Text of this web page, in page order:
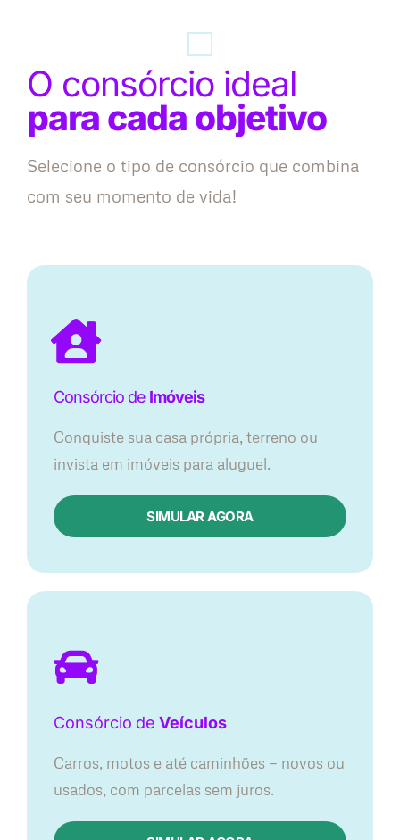
O consórcio ideal
para cada objetivo
Selecione o tipo de consórcio que combina
com seu momento de vida!
Consórcio de Imóveis
Conquiste sua casa própria, terreno ou
invista em imóveis para aluguel.
SIMULAR AGORA​
Consórcio de Veículos
Carros, motos e até caminhões — novos ou
usados, com parcelas sem juros.